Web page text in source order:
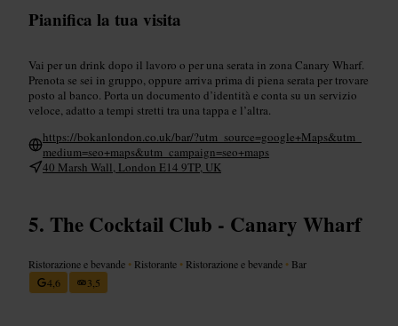
Pianifica la tua visita
Vai per un drink dopo il lavoro o per una serata in zona Canary Wharf.
Prenota se sei in gruppo, oppure arriva prima di piena serata per trovare
posto al banco. Porta un documento d’identità e conta su un servizio
veloce, adatto a tempi stretti tra una tappa e l’altra.
https://bokanlondon.co.uk/bar/?utm_source=google+Maps&utm_
medium=seo+maps&utm_campaign=seo+maps
40 Marsh Wall, London E14 9TP, UK
The Cocktail Club - Canary Wharf
Ristorazione e bevande • Ristorante • Ristorazione e bevande • Bar
4,6
3,5